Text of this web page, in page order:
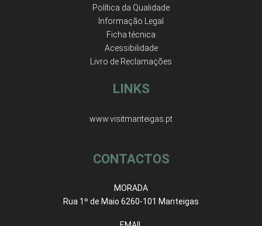
Política da Qualidade
Informação Legal
Ficha técnica
Acessibilidade
Livro de Reclamações
LINKS
www.visitmanteigas.pt
CONTACTOS
MORADA
Rua 1º de Maio 6260-101 Manteigas